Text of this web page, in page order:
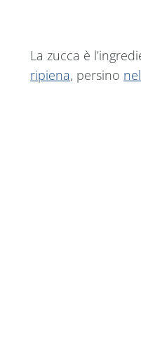
La zucca è
ripiena, persino